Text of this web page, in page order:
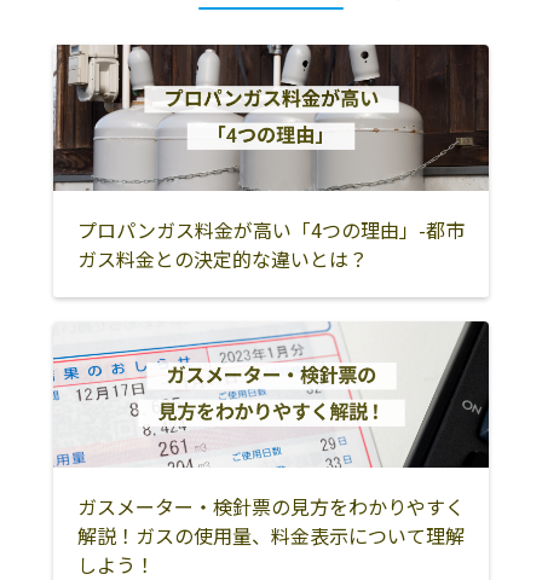
五ｹ所浦1016
ＪＡ伊勢南勢
度会郡南伊勢町
五ｹ所浦652-9
0599-66-0023
三重郡川越町
津市
伊賀市
名張市
松阪市
多気郡明和町
多気郡多気町
多気郡大台町
伊勢市
鳥羽市
志摩市
度会郡南伊勢町
度会郡玉城町
度会郡度会町
尾鷲市
熊野市
北牟婁郡紀北町
南牟婁郡御浜町
南牟婁郡紀宝町
プロパンガス料金が高い「4つの理由」-都市
ガス料金との決定的な違いとは？
ガスメーター・検針票の見方をわかりやすく
解説！ガスの使用量、料金表示について理解
しよう！